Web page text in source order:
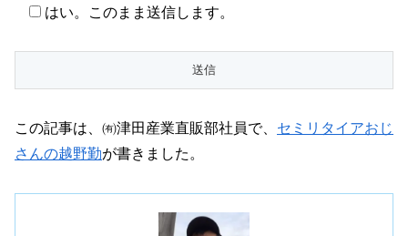
はい。このまま送信します。
この記事は、㈲津田産業直販部社員で、 セミリタイアおじ
さんの越野勤が書きました。